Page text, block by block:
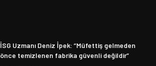
İSG Uzmanı Deniz İpek: “Müfettiş gelmeden
önce temizlenen fabrika güvenli değildir”